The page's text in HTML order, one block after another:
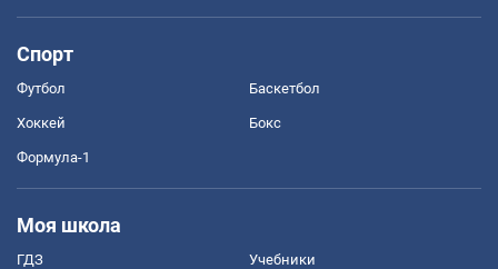
Спорт
Футбол Баскетбол
Хоккей Бокс
Формула-1
Моя школа
ГДЗ Учебники